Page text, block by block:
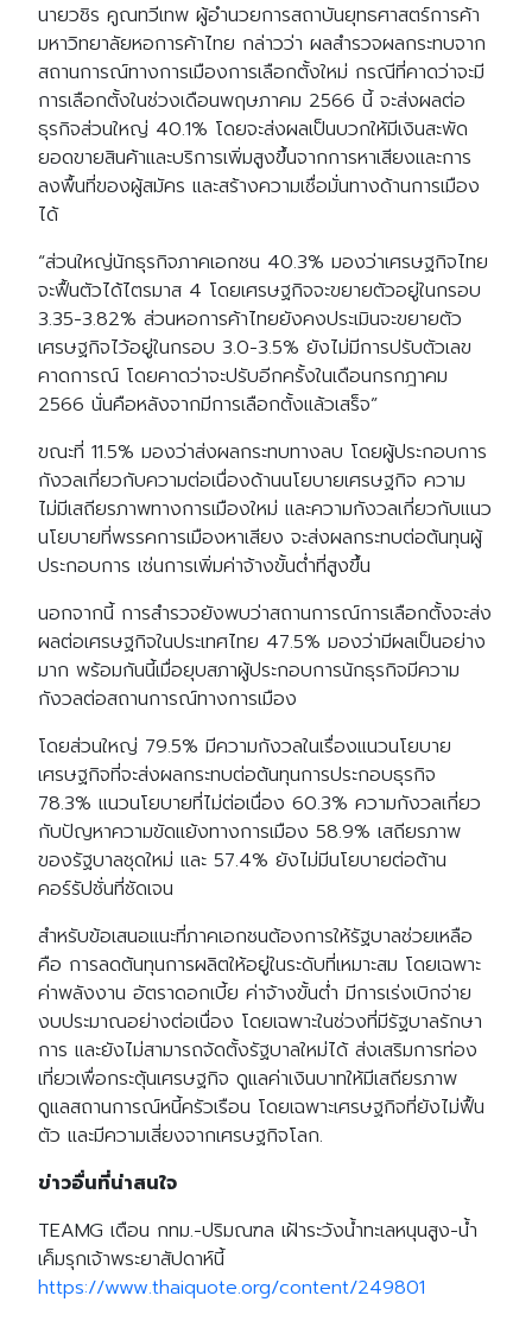
นายวชิร คูณทวีเทพ ผู้อำนวยการสถาบันยุทธศาสตร์การค้า
มหาวิทยาลัยหอการค้าไทย กล่าวว่า ผลสำรวจผลกระทบจาก
สถานการณ์ทางการเมืองการเลือกตั้งใหม่ กรณีที่คาดว่าจะมี
การเลือกตั้งในช่วงเดือนพฤษภาคม 2566 นี้ จะส่งผลต่อ
ธุรกิจส่วนใหญ่ 40.1% โดยจะส่งผลเป็นบวกให้มีเงินสะพัด
ยอดขายสินค้าและบริการเพิ่มสูงขึ้นจากการหาเสียงและการ
ลงพื้นที่ของผู้สมัคร และสร้างความเชื่อมั่นทางด้านการเมือง
ได้
“ส่วนใหญ่นักธุรกิจภาคเอกชน 40.3% มองว่าเศรษฐกิจไทย
จะฟื้นตัวได้ไตรมาส 4 โดยเศรษฐกิจจะขยายตัวอยู่ในกรอบ
3.35-3.82% ส่วนหอการค้าไทยยังคงประเมินจะขยายตัว
เศรษฐกิจไว้อยู่ในกรอบ 3.0-3.5% ยังไม่มีการปรับตัวเลข
คาดการณ์ โดยคาดว่าจะปรับอีกครั้งในเดือนกรกฎาคม
2566 นั่นคือหลังจากมีการเลือกตั้งแล้วเสร็จ”
ขณะที่ 11.5% มองว่าส่งผลกระทบทางลบ โดยผู้ประกอบการ
กังวลเกี่ยวกับความต่อเนื่องด้านนโยบายเศรษฐกิจ ความ
ไม่มีเสถียรภาพทางการเมืองใหม่ และความกังวลเกี่ยวกับแนว
นโยบายที่พรรคการเมืองหาเสียง จะส่งผลกระทบต่อต้นทุนผู้
ประกอบการ เช่นการเพิ่มค่าจ้างขั้นต่ำที่สูงขึ้น
นอกจากนี้ การสำรวจยังพบว่าสถานการณ์การเลือกตั้งจะส่ง
ผลต่อเศรษฐกิจในประเทศไทย 47.5% มองว่ามีผลเป็นอย่าง
มาก พร้อมกันนี้เมื่อยุบสภาผู้ประกอบการนักธุรกิจมีความ
กังวลต่อสถานการณ์ทางการเมือง
โดยส่วนใหญ่ 79.5% มีความกังวลในเรื่องแนวนโยบาย
เศรษฐกิจที่จะส่งผลกระทบต่อต้นทุนการประกอบธุรกิจ
78.3% แนวนโยบายที่ไม่ต่อเนื่อง 60.3% ความกังวลเกี่ยว
กับปัญหาความขัดแย้งทางการเมือง 58.9% เสถียรภาพ
ของรัฐบาลชุดใหม่ และ 57.4% ยังไม่มีนโยบายต่อต้าน
คอร์รัปชั่นที่ชัดเจน
สำหรับข้อเสนอแนะที่ภาคเอกชนต้องการให้รัฐบาลช่วยเหลือ
คือ การลดต้นทุนการผลิตให้อยู่ในระดับที่เหมาะสม โดยเฉพาะ
ค่าพลังงาน อัตราดอกเบี้ย ค่าจ้างขั้นต่ำ มีการเร่งเบิกจ่าย
งบประมาณอย่างต่อเนื่อง โดยเฉพาะในช่วงที่มีรัฐบาลรักษา
การ และยังไม่สามารถจัดตั้งรัฐบาลใหม่ได้ ส่งเสริมการท่อง
เที่ยวเพื่อกระตุ้นเศรษฐกิจ ดูแลค่าเงินบาทให้มีเสถียรภาพ
ดูแลสถานการณ์หนี้ครัวเรือน โดยเฉพาะเศรษฐกิจที่ยังไม่ฟื้น
ตัว และมีความเสี่ยงจากเศรษฐกิจโลก.
ข่าวอื่นที่น่าสนใจ
TEAMG เตือน กทม.-ปริมณฑล เฝ้าระวังน้ำทะเลหนุนสูง-น้ำ
เค็มรุกเจ้าพระยาสัปดาห์นี้
https://www.thaiquote.org/content/249801